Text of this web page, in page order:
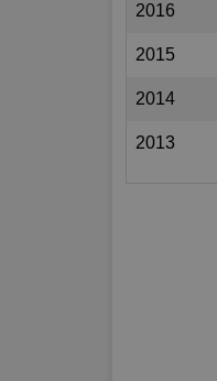
2016
2015
2014
2013